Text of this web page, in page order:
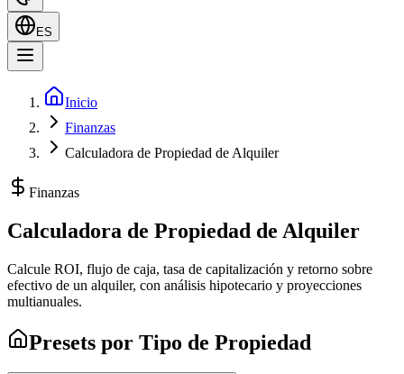
ES
Inicio
Finanzas
Calculadora de Propiedad de Alquiler
Finanzas
Calculadora de Propiedad de Alquiler
Calcule ROI, flujo de caja, tasa de capitalización y retorno sobre
efectivo de un alquiler, con análisis hipotecario y proyecciones
multianuales.
Presets por Tipo de Propiedad